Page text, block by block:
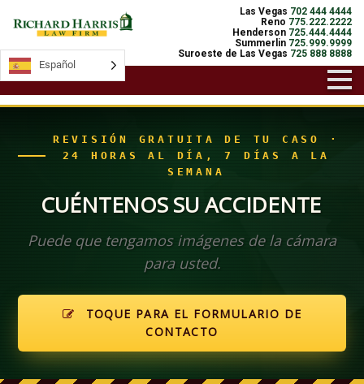
Las Vegas 702 444 4444
Reno 775.222.2222
Henderson 725.444.4444
Summerlin 725.999.9999
Suroeste de Las Vegas 725 888 8888
REVISIÓN GRATUITA DE TU CASO ·
24 HORAS AL DÍA, 7 DÍAS A LA
SEMANA
CUÉNTENOS SU ACCIDENTE
Puede que tengamos imágenes de la cámara
para usted.
TOQUE PARA EL FORMULARIO DE
CONTACTO
Español
Español